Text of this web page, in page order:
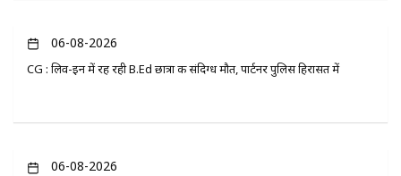
06-08-2026
CG : लिव-इन में रह रही B.Ed छात्रा की संदिग्ध मौत, पार्टनर पुलिस हिरासत में
06-08-2026